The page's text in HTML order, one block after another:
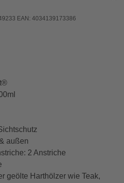
EAN: 4034139173386
außen
2 Anstriche
geölte Harthölzer wie Teak,